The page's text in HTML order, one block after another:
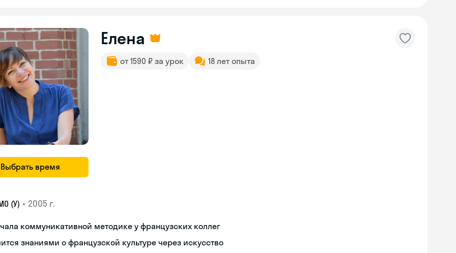
Выбрать время
Елена
от 1590 ₽ за урок 18 лет опыта
(У) • 2005 г.
коммуникативной методике у французских коллег
знаниями о французской культуре через искусство